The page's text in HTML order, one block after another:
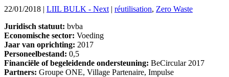
22/01/2018 | LIIL BULK - Next | réutilisation, Zero Waste
Juridisch statuut: bvba
Economische sector: Voeding
Jaar van oprichting: 2017
Personeelbestand: 0,5
Financiële of begeleidende ondersteuning: BeCircular 2017
Partners: Groupe ONE, Village Partenaire, Impulse